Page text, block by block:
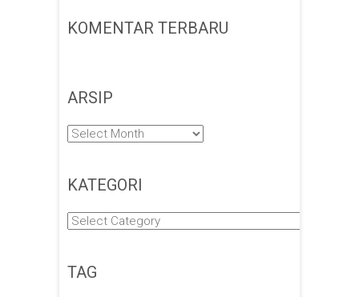
KOMENTAR TERBARU
ARSIP
Arsip
KATEGORI
Kategori
TAG